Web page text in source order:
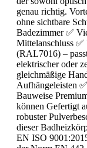
genau richtig.
ohne sichtbare
Badezimmer ✅
Mittelanschluss
(RAL7016) –
elektrischer oder
gleichmäßige
Aufhängeleisten
Bauweise
können Gefertigt
robuster
dieser
EN ISO